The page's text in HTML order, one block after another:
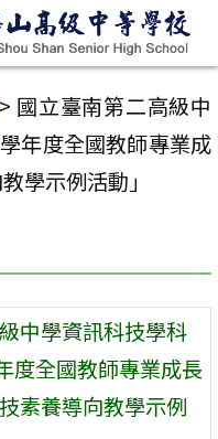
> 國立臺南第二高級中
年度全國教師專業成
學示例活動」
中學資訊科技學科
度全國教師專業成長
素養導向教學示例